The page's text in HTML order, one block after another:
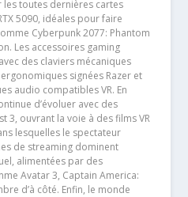
les toutes dernières cartes
5090, idéales pour faire
Cyberpunk 2077: Phantom
Les accessoires gaming
des claviers mécaniques
signées Razer et
audio compatibles VR. En
d’évoluer avec des
3, ouvrant la voie à des films VR
lesquelles le spectateur
de streaming dominent
alimentées par des
Avatar 3, Captain America:
d’à côté. Enfin, le monde